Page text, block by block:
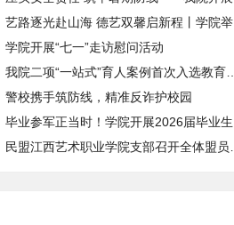
艺路逐光赴山海 德艺双馨启新程丨学院举办2026届毕业典礼
学院开展“七一”走访慰问活动
我院二项“一站式”育人案例首次入选教育部全国高校思政工作网典型案例
警校携手筑防线，精准反诈护校园
毕业参军正当时！学院开展2026届毕业生夏季招聘会征兵宣传活动
民盟江西艺术职业学院支部召开全体盟员会议
2026年中专
及中高职一体招生
报名入口